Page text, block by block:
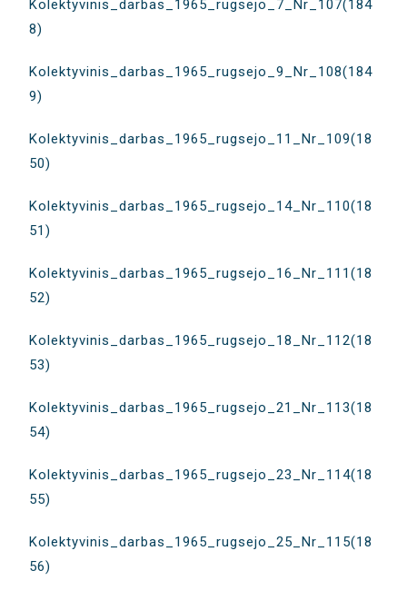
Kolektyvinis_darbas_1965_rugsejo_7_Nr_107(184
8)
Kolektyvinis_darbas_1965_rugsejo_9_Nr_108(184
9)
Kolektyvinis_darbas_1965_rugsejo_11_Nr_109(18
50)
Kolektyvinis_darbas_1965_rugsejo_14_Nr_110(18
51)
Kolektyvinis_darbas_1965_rugsejo_16_Nr_111(18
52)
Kolektyvinis_darbas_1965_rugsejo_18_Nr_112(18
53)
Kolektyvinis_darbas_1965_rugsejo_21_Nr_113(18
54)
Kolektyvinis_darbas_1965_rugsejo_23_Nr_114(18
55)
Kolektyvinis_darbas_1965_rugsejo_25_Nr_115(18
56)